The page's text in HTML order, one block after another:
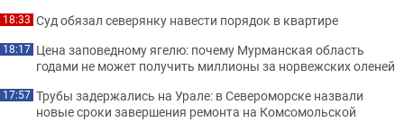
18:33 Суд обязал северянку навести порядок в квартире
18:17 Цена заповедному ягелю: почему Мурманская область
годами не может получить миллионы за норвежских оленей
17:57 Трубы задержались на Урале: в Североморске назвали
новые сроки завершения ремонта на Комсомольской